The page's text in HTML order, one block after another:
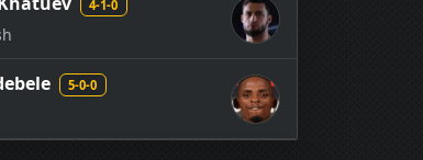
4-1-0
5-0-0